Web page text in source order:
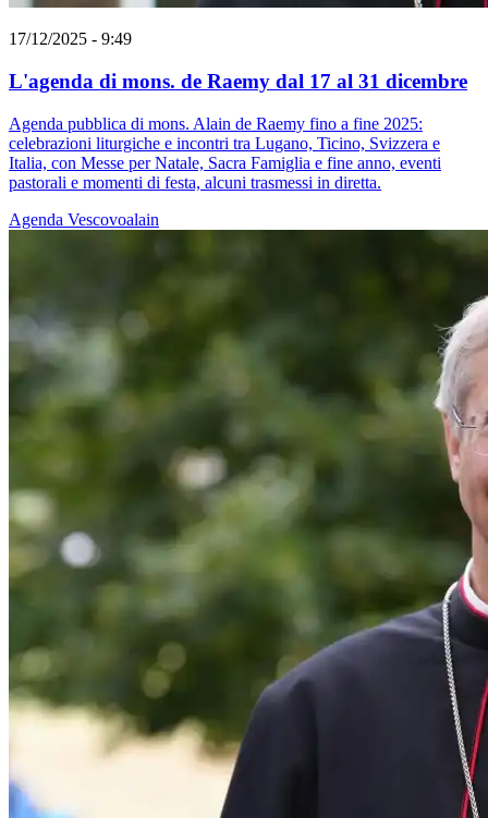
17/12/2025 - 9:49
L'agenda di mons. de Raemy dal 17 al 31 dicembre
Agenda pubblica di mons. Alain de Raemy fino a fine 2025:
celebrazioni liturgiche e incontri tra Lugano, Ticino, Svizzera e
Italia, con Messe per Natale, Sacra Famiglia e fine anno, eventi
pastorali e momenti di festa, alcuni trasmessi in diretta.
Agenda Vescovoalain